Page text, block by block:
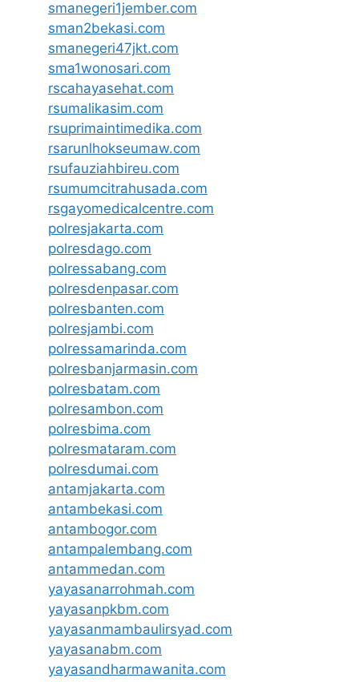
smanegeri1jember.com
sman2bekasi.com
smanegeri47jkt.com
sma1wonosari.com
rscahayasehat.com
rsumalikasim.com
rsuprimaintimedika.com
rsarunlhokseumaw.com
rsufauziahbireu.com
rsumumcitrahusada.com
rsgayomedicalcentre.com
polresjakarta.com
polresdago.com
polressabang.com
polresdenpasar.com
polresbanten.com
polresjambi.com
polressamarinda.com
polresbanjarmasin.com
polresbatam.com
polresambon.com
polresbima.com
polresmataram.com
polresdumai.com
antamjakarta.com
antambekasi.com
antambogor.com
antampalembang.com
antammedan.com
yayasanarrohmah.com
yayasanpkbm.com
yayasanmambaulirsyad.com
yayasanabm.com
yayasandharmawanita.com